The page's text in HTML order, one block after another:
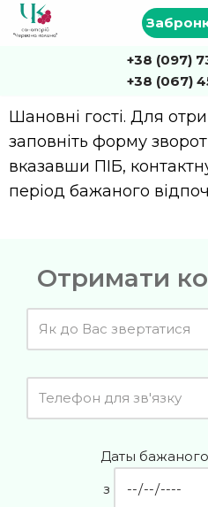
+38 (097)
+38 (067)
Шановні гості. Для
заповніть форму
вказавши ПІБ,
період бажаного
Отримати
Даты бажаного
з